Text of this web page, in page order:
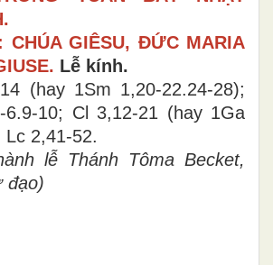
CHÚA GIÊSU, ĐỨC MARIA
Lễ kính.
(hay 1Sm 1,20-22.24-28);
10; Cl 3,12-21 (hay 1Ga
Lc 2,41-52.
lễ Thánh Tôma Becket,
đạo)